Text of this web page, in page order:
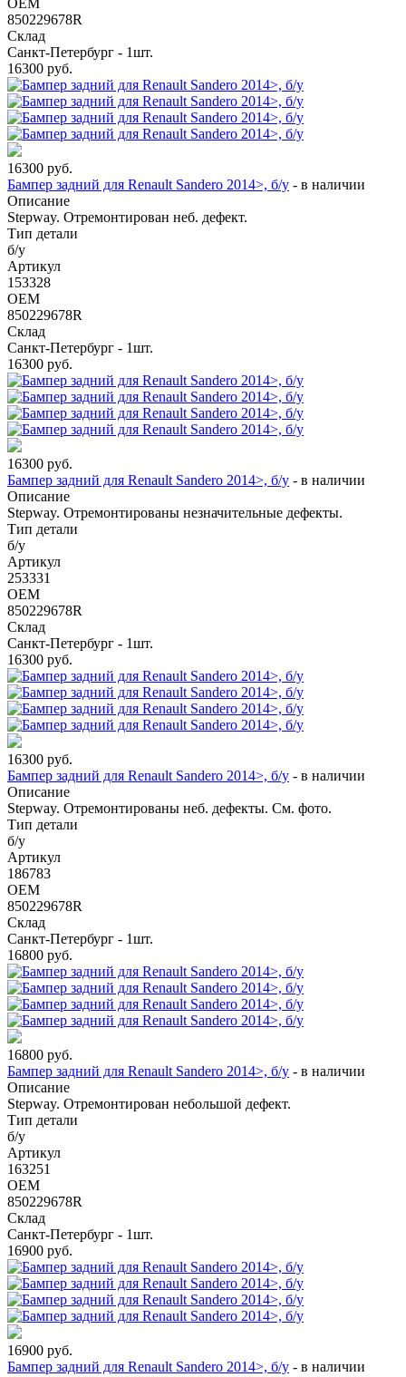
850229678R
Склад
Санкт-Петербург - 1шт.
16300 руб.
16300 руб.
Бампер задний для Renault Sandero 2014>, б/у - в наличии
Описание
Stepway. Отремонтирован неб. дефект.
Тип детали
б/у
Артикул
153328
OEM
850229678R
Склад
Санкт-Петербург - 1шт.
16300 руб.
16300 руб.
Бампер задний для Renault Sandero 2014>, б/у - в наличии
Описание
Stepway. Отремонтированы незначительные дефекты.
Тип детали
б/у
Артикул
253331
OEM
850229678R
Склад
Санкт-Петербург - 1шт.
16300 руб.
16300 руб.
Бампер задний для Renault Sandero 2014>, б/у - в наличии
Описание
Stepway. Отремонтированы неб. дефекты. См. фото.
Тип детали
б/у
Артикул
186783
OEM
850229678R
Склад
Санкт-Петербург - 1шт.
16800 руб.
16800 руб.
Бампер задний для Renault Sandero 2014>, б/у - в наличии
Описание
Stepway. Отремонтирован небольшой дефект.
Тип детали
б/у
Артикул
163251
OEM
850229678R
Склад
Санкт-Петербург - 1шт.
16900 руб.
16900 руб.
Бампер задний для Renault Sandero 2014>, б/у - в наличии